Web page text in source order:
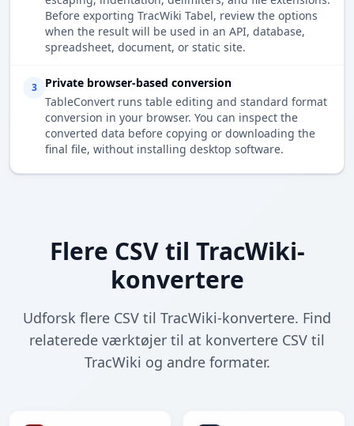
Before exporting TracWiki Tabel, review the options
when the result will be used in an API, database,
spreadsheet, document, or static site.
3
Private browser-based conversion
TableConvert runs table editing and standard format
conversion in your browser. You can inspect the
converted data before copying or downloading the
final file, without installing desktop software.
Flere CSV til TracWiki-
konvertere
Udforsk flere CSV til TracWiki-konvertere. Find
relaterede værktøjer til at konvertere CSV til
TracWiki og andre formater.